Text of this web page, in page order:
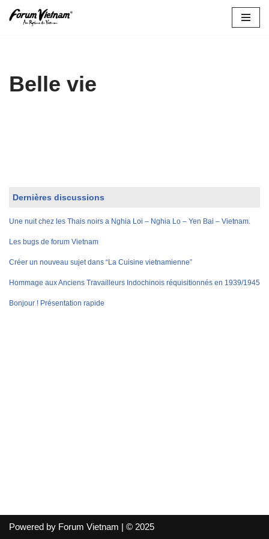
Belle vie
Dernières discussions
Une nuit chez les Thais noirs a Nghia Loi – Nghia Lo – Yen Bai – Vietnam.
Les bugs de forum Vietnam
Créer un nouveau sujet dans “La Cuisine vietnamienne”
Hommage aux Anciens Travailleurs Indochinois réquisitionnés en 1939/1945
Bonjour ! Présentation rapide
Powered by Forum Vietnam | © 2025